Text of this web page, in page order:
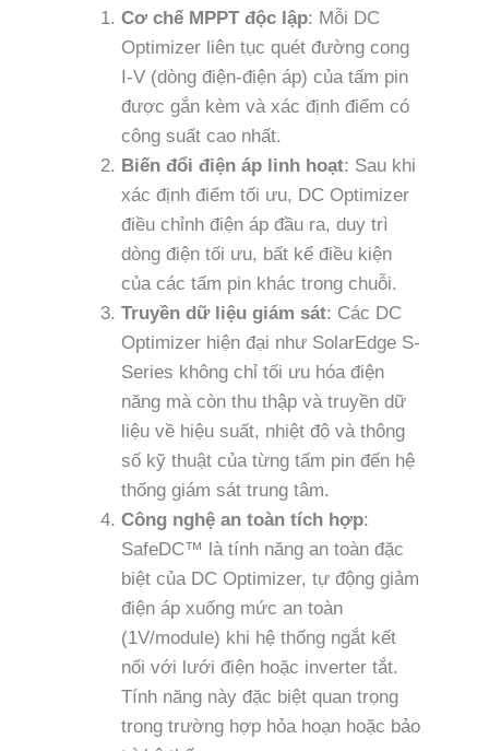
Cơ chế MPPT độc lập: Mỗi DC
Optimizer liên tục quét đường cong
I-V (dòng điện-điện áp) của tấm pin
được gắn kèm và xác định điểm có
công suất cao nhất.
Biến đổi điện áp linh hoạt: Sau khi
xác định điểm tối ưu, DC Optimizer
điều chỉnh điện áp đầu ra, duy trì
dòng điện tối ưu, bất kể điều kiện
của các tấm pin khác trong chuỗi.
Truyền dữ liệu giám sát: Các DC
Optimizer hiện đại như SolarEdge S-
Series không chỉ tối ưu hóa điện
năng mà còn thu thập và truyền dữ
liệu về hiệu suất, nhiệt độ và thông
số kỹ thuật của từng tấm pin đến hệ
thống giám sát trung tâm.
Công nghệ an toàn tích hợp:
SafeDC™ là tính năng an toàn đặc
biệt của DC Optimizer, tự động giảm
điện áp xuống mức an toàn
(1V/module) khi hệ thống ngắt kết
nối với lưới điện hoặc inverter tắt.
Tính năng này đặc biệt quan trọng
trong trường hợp hỏa hoạn hoặc bảo